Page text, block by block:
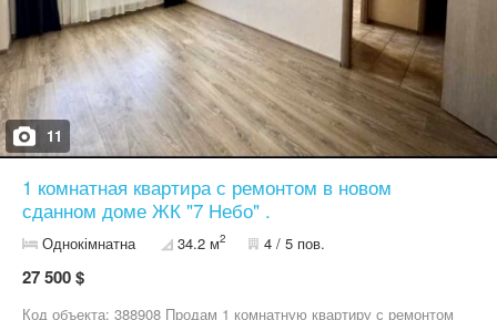
11
1 комнатная квартира с ремонтом в новом
сданном доме ЖК "7 Небо" .
Однокімнатна 34.2 м2 4 / 5 пов.
27 500 $
Код объекта: 388908 Продам 1 комнатную квартиру с ремонтом